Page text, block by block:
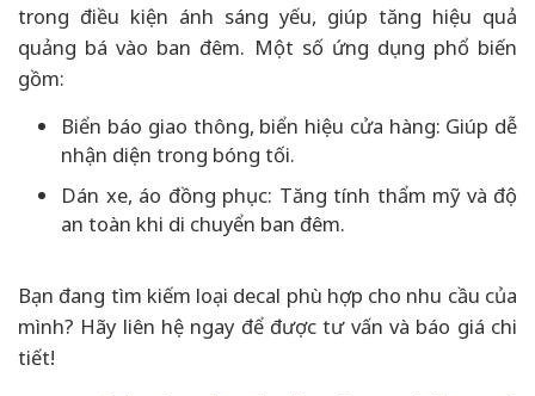
trong điều kiện ánh sáng yếu, giúp tăng hiệu quả
quảng bá vào ban đêm. Một số ứng dụng phổ biến
gồm:
Biển báo giao thông, biển hiệu cửa hàng: Giúp dễ
nhận diện trong bóng tối.
Dán xe, áo đồng phục: Tăng tính thẩm mỹ và độ
an toàn khi di chuyển ban đêm.
Bạn đang tìm kiếm loại decal phù hợp cho nhu cầu của
mình? Hãy liên hệ ngay để được tư vấn và báo giá chi
tiết!